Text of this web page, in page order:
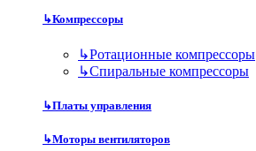
↳Компрессоры
↳Ротационные компрессоры
↳Спиральные компрессоры
↳Платы управления
↳Моторы вентиляторов